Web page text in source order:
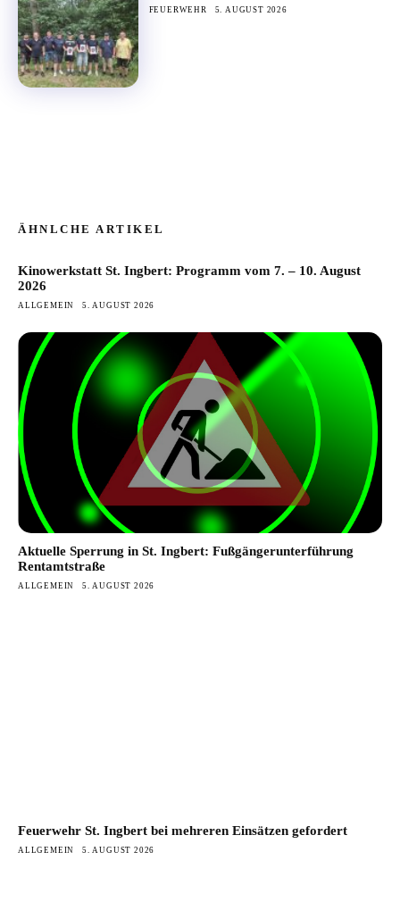
FEUERWEHR 5. AUGUST 2026
ÄHNLCHE ARTIKEL
Kinowerkstatt St. Ingbert: Programm vom 7. – 10. August
2026
ALLGEMEIN 5. AUGUST 2026
Aktuelle Sperrung in St. Ingbert: Fußgängerunterführung
Rentamtstraße
ALLGEMEIN 5. AUGUST 2026
Feuerwehr St. Ingbert bei mehreren Einsätzen gefordert
ALLGEMEIN 5. AUGUST 2026